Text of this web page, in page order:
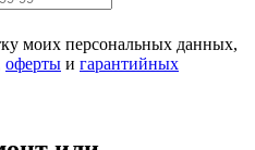
моих персональных данных,
оферты и гарантийных